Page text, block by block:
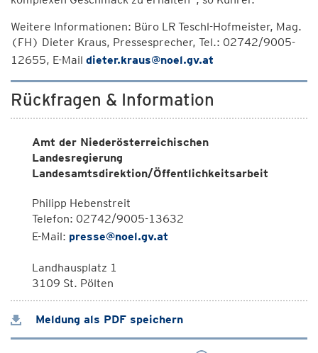
Weitere Informationen: Büro LR Teschl-Hofmeister, Mag.
(FH) Dieter Kraus, Pressesprecher, Tel.: 02742/9005-
12655, E-Mail dieter.kraus@noel.gv.at
Rückfragen & Information
Amt der Niederösterreichischen
Landesregierung
Landesamtsdirektion/Öffentlichkeitsarbeit
Philipp Hebenstreit
Telefon: 02742/9005-13632
E-Mail: presse@noel.gv.at
Landhausplatz 1
3109 St. Pölten
Meldung als PDF speichern